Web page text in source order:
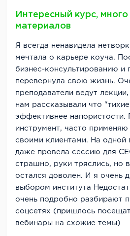
Интересный курс,
материалов
Я всегда ненавидела
мечтала о карьере коуча.
бизнес-консультированию и
перевернула свою жизнь.
преподаватели ведут
нам рассказывали что
эффективнее напористости.
инструмент, часто применяю
своими клиентами. На одной
даже провела сессию для
страшно, руки тряслись, но
остался доволен. И я очень
выбором института
очень подробно разбирают
соцсетях (пришлось
вебинары на схожие темы)